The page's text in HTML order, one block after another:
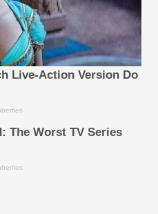
Live-Action Version Do
The Worst TV Series